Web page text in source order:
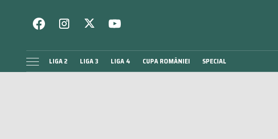
LIGA 2 LIGA 3 LIGA 4 CUPA ROMÂNIEI SPECIAL